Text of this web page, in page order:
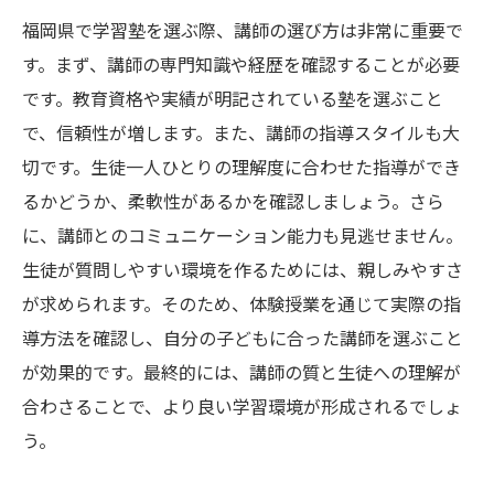
福岡県で学習塾を選ぶ際、講師の選び方は非常に重要で
す。まず、講師の専門知識や経歴を確認することが必要
です。教育資格や実績が明記されている塾を選ぶこと
で、信頼性が増します。また、講師の指導スタイルも大
切です。生徒一人ひとりの理解度に合わせた指導ができ
るかどうか、柔軟性があるかを確認しましょう。さら
に、講師とのコミュニケーション能力も見逃せません。
生徒が質問しやすい環境を作るためには、親しみやすさ
が求められます。そのため、体験授業を通じて実際の指
導方法を確認し、自分の子どもに合った講師を選ぶこと
が効果的です。最終的には、講師の質と生徒への理解が
合わさることで、より良い学習環境が形成されるでしょ
う。